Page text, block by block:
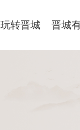
玩转晋城 晋城